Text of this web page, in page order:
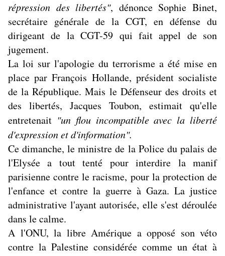
répression des libertés", dénonce Sophie Binet,
secrétaire générale de la CGT, en défense du
dirigeant de la CGT-59 qui fait appel de son
jugement.
La loi sur l'apologie du terrorisme a été mise en
place par François Hollande, président socialiste
de la République. Mais le Défenseur des droits et
des libertés, Jacques Toubon, estimait qu'elle
entretenait "un flou incompatible avec la liberté
d'expression et d'information".
Ce dimanche, le ministre de la Police du palais de
l'Elysée a tout tenté pour interdire la manif
parisienne contre le racisme, pour la protection de
l'enfance et contre la guerre à Gaza. La justice
administrative l'ayant autorisée, elle s'est déroulée
dans le calme.
A l'ONU, la libre Amérique a opposé son véto
contre la Palestine considérée comme un état à